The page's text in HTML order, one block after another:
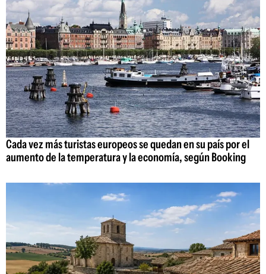
Cada vez más turistas europeos se quedan en su país por el
aumento de la temperatura y la economía, según Booking